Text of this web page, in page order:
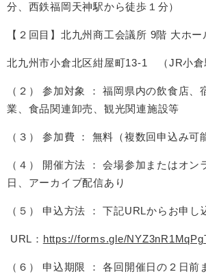
分、西鉄福岡天神駅から徒歩１分）
【２回目】北九州商工会議所 9階 大ホー
北九州市小倉北区紺屋町13-1 （JR小倉
（２） 参加対象 ： 福岡県内の飲食店、
業、食品関連卸売、観光関連施設等
（３） 参加費 ： 無料（複数回申込み可
（４） 開催方法 ： 会場参加またはオ
日、アーカイブ配信あり
（５） 申込方法 ： 下記URLからお申し
URL： https://forms.gle/
（６） 申込期限 ： 各回開催日の２日前